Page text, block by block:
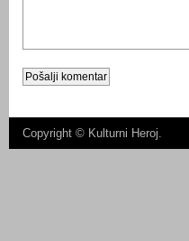
Copyright © Kulturni Heroj.